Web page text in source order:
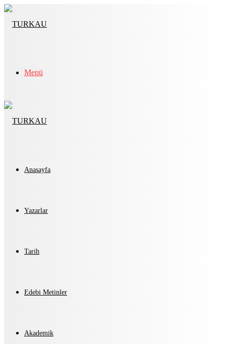
Menü
Anasayfa
Yazarlar
Tarih
Edebi Metinler
Akademik